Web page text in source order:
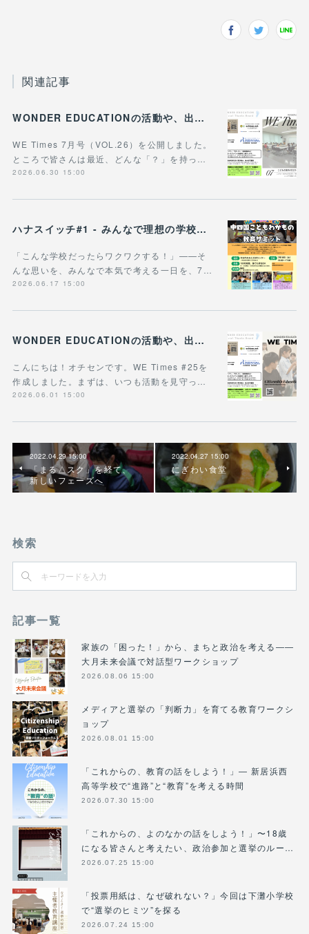
関連記事
WONDER EDUCATIONの活動や、出張講座・講演のご案内をまとめた 『WE Times #26』を公開しました！
WE Times 7月号（VOL.26）を公開しました。
ところで皆さんは最近、どんな「？」を持っ…
2026.06.30 15:00
ハナスイッチ#1 - みんなで理想の学校や学びの未来を考える新企画、スタート！
「こんな学校だったらワクワクする！」——そ
んな思いを、みんなで本気で考える一日を、7…
2026.06.17 15:00
WONDER EDUCATIONの活動や、出張講座・講演のご案内をまとめた 『WE Times #25』を公開しました！
こんにちは！オチセンです。WE Times #25を
作成しました。まずは、いつも活動を見守っ…
2026.06.01 15:00
2022.04.29 15:00
「まる△スク」を経て、
新しいフェーズへ
2022.04.27 15:00
にぎわい食堂
検索
記事一覧
家族の「困った！」から、まちと政治を考える――
大月未来会議で対話型ワークショップ
2026.08.06 15:00
メディアと選挙の「判断力」を育てる教育ワークシ
ョップ
2026.08.01 15:00
「これからの、教育の話をしよう！」― 新居浜西
高等学校で“進路”と“教育”を考える時間
2026.07.30 15:00
「これからの、よのなかの話をしよう！」〜18歳
になる皆さんと考えたい、政治参加と選挙のルー…
2026.07.25 15:00
「投票用紙は、なぜ破れない？」今回は下灘小学校
で“選挙のヒミツ”を探る
2026.07.24 15:00